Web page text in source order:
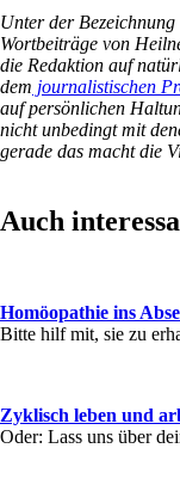
Unter der
Wortbeiträge von
die Redaktion auf
dem journalistischen
auf persönlichen
nicht unbedingt mit
gerade das macht die
Auch
Homöopathie ins
Bitte hilf mit, sie zu
Zyklisch leben und
Oder: Lass uns über